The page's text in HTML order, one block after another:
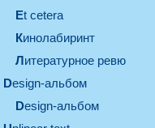
et cetera
кинолабиринт
литературное ревю
design-альбом
design-альбом